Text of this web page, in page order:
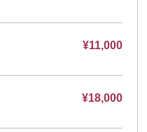
¥11,000
¥18,000